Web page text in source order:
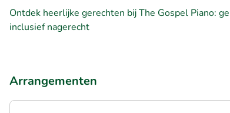
Ontdek heerlijke gerechten bij The Gospel Piano:
inclusief nagerecht
Arrangementen